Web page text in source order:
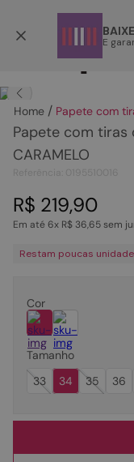
E
Papete com tiras
CARAMELO
R$ 219,90
Em até6x R$ 36,65sem
Restam poucas
Cor
Tamanho
33
34 35 36
1º
2º
bota
3º
tenis
5º
sandalia
6º
tamanco
7º
bolsa
óculos
º couro